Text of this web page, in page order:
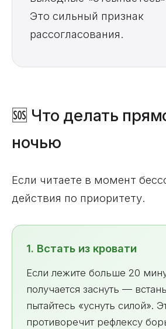
Это сильный признак
рассогласования.
🆘 Что делать
ночью
Если читаете в момент
действия по приоритету.
1. Встать из кровати
Если лежите больше 20
получается заснуть —
пытайтесь «уснуть силой».
противоречит рефлексу